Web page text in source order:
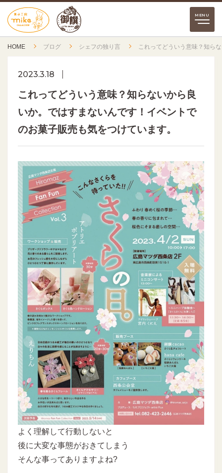
HOME ブログ シェフの独り言 これってどういう意味？知ら
2023.3.18
これってどういう意味？知らないから良
いか。ではすまないんです！イベントで
のお菓子販売も気をつけています。
よく理解して行動しないと
後に大変な事態がおきてしまう
そんな事ってありますよね?